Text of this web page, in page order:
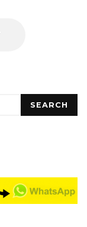
SEARCH